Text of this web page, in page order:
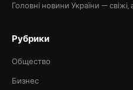
Головні новини України — свіжі,
Рубрики
Общество
Бизнес